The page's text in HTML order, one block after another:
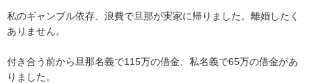
私のギャンブル依存、浪費で旦那が実家に帰りました。離婚したく
ありません。
付き合う前から旦那名義で115万の借金、私名義で65万の借金があ
りました。